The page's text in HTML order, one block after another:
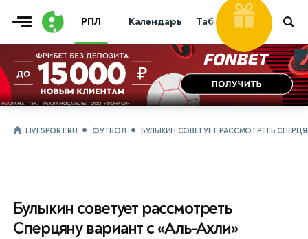
РПЛ Календарь Таблица Прогнозы
Фрибет
...
...
LIVESPORT.RU ФУТБОЛ БУЛЫКИН СОВЕТУЕТ РАССМОТРЕТЬ
Булыкин советует рассмотреть
Сперцяну вариант с «Аль-Ахли»